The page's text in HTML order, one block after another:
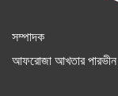
সম্পাদক
আফরোজা আখতার পারভীন